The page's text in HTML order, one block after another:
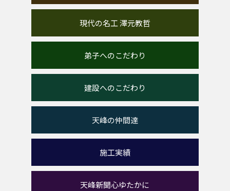
現代の名工 澤元教哲
弟子へのこだわり
建設へのこだわり
天峰の仲間達
施工実績
天峰新聞心ゆたかに